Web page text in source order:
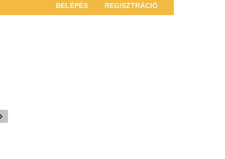
BELÉPÉS REGISZTRÁCIÓ